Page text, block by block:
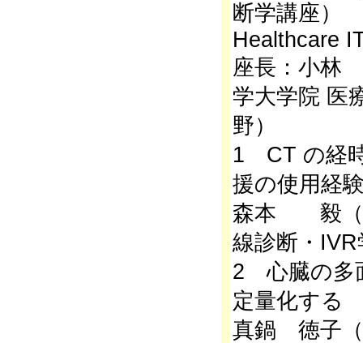
断学講座）
Healthcare
座長：小林
学大学院 医
野）
1 CT の経
援の使用経
森本 毅（
線診断・
2 心臓の多
定量化する
真鍋 徳子（